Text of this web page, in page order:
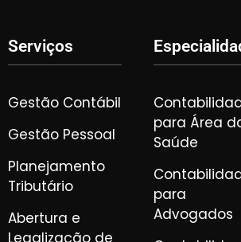
Serviços
Gestão Contábil
Gestão Pessoal
Planejamento
Tributário
Abertura e
para Área
Saúde
para
Advogados